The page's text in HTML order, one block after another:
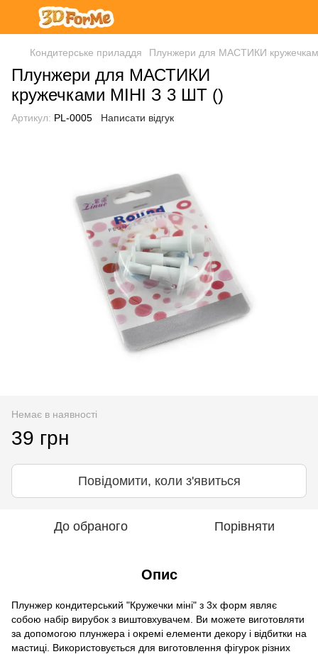
Кондитерське приладдя Плунжери для МАСТИКИ
Плунжери для МАСТИКИ
кружечками МІНІ З 3 ШТ ()
Артикул: PL-0005 Написати відгук
Немає в наявності
39 грн
Повідомити, коли з'явиться
До обраного Порівняти
Опис
Плунжер кондитерський "Кружечки міні" з 3х форм являє
собою набір вирубок з виштовхувачем. Ви можете виготовляти
за допомогою плунжера і окремі елементи декору і відбитки на
мастиці. Використовується для виготовлення фігурок різних